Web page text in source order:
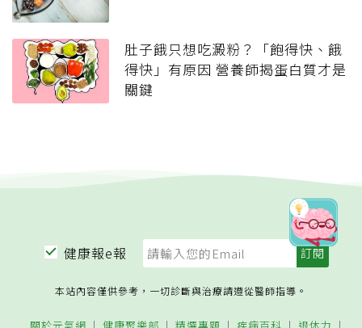
肚子餓只想吃澱粉？「飽得快、餓
得快」有原因 營養師揭蛋白質才是
關鍵
健康報e報
本站內容僅供參考，一切診斷與治療請遵從醫師指導。